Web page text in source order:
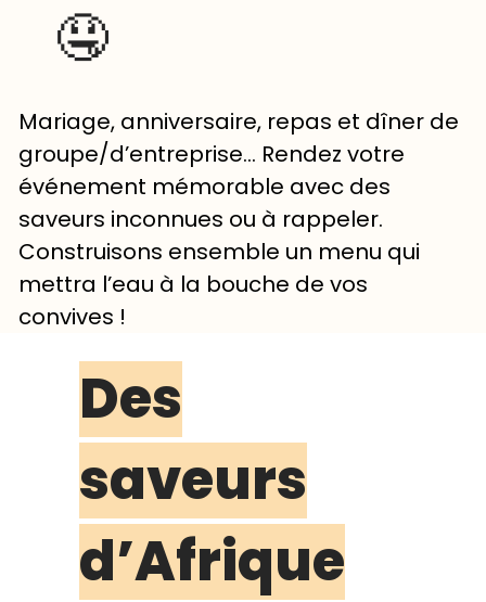
Des
saveurs
d’Afrique
🤤
Mariage, anniversaire, repas et dîner de
groupe/d’entreprise… Rendez votre
événement mémorable avec des
saveurs inconnues ou à rappeler.
Construisons ensemble un menu qui
mettra l’eau à la bouche de vos
convives !